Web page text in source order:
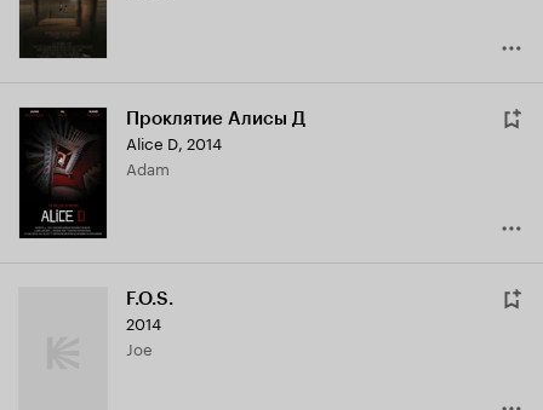
Проклятие Алисы Д
Alice D 2014
Adam
F.O.S.
2014
Joe